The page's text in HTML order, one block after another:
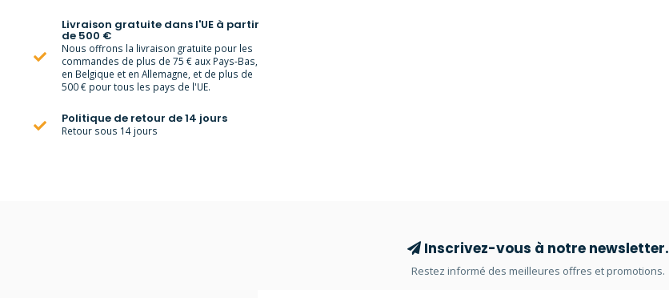
Livraison gratuite dans l'UE à partir
de 500 €
Nous offrons la livraison gratuite pour les
commandes de plus de 75 € aux Pays-Bas,
en Belgique et en Allemagne, et de plus de
500 € pour tous les pays de l'UE.
Politique de retour de 14 jours
Retour sous 14 jours
Inscrivez-vous à notre newsletter.
Restez informé des meilleures offres et promotions.